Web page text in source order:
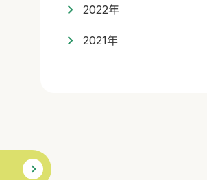
2022年
2021年